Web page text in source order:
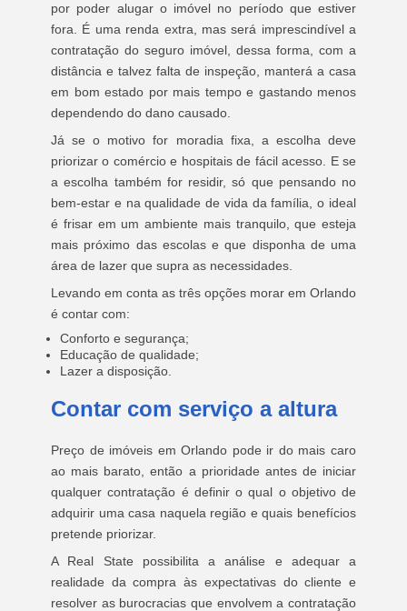
por poder alugar o imóvel no período que estiver
fora. É uma renda extra, mas será imprescindível a
contratação do seguro imóvel, dessa forma, com a
distância e talvez falta de inspeção, manterá a casa
em bom estado por mais tempo e gastando menos
dependendo do dano causado.
Já se o motivo for moradia fixa, a escolha deve
priorizar o comércio e hospitais de fácil acesso. E se
a escolha também for residir, só que pensando no
bem-estar e na qualidade de vida da família, o ideal
é frisar em um ambiente mais tranquilo, que esteja
mais próximo das escolas e que disponha de uma
área de lazer que supra as necessidades.
Levando em conta as três opções morar em Orlando
é contar com:
Conforto e segurança;
Educação de qualidade;
Lazer a disposição.
Contar com serviço a altura
Preço de imóveis em Orlando pode ir do mais caro
ao mais barato, então a prioridade antes de iniciar
qualquer contratação é definir o qual o objetivo de
adquirir uma casa naquela região e quais benefícios
pretende priorizar.
A Real State possibilita a análise e adequar a
realidade da compra às expectativas do cliente e
resolver as burocracias que envolvem a contratação